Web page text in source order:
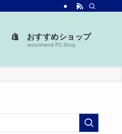
おすすめショップ
recommend PC Shop